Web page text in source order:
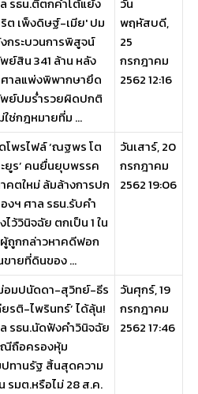
ต เพ็งดิษฐ์-เมีย' ปม
กระบวนการพิสูจน์
ย์สิน 341 ล้าน หลัง
าลแพ่งพิพากษายึด
ย์ปมร่ำรวยผิดปกติ
ใช่กฎหมายที่ม ...
พฤหัสบดี,
25
กรกฎาคม
2562 12:16
โพรไฟล์ ‘ณฐพร โต
ยูร’ คนยื่นยุบพรรค
คตใหม่ ล้มล้างการปก
งฯ ศาล รธน.รับคำ
ไว้วินิจฉัย ตกเป็น 1 ใน
ผู้ถูกกล่าวหาคดีฟอก
ขายที่ดินของ ...
วันเสาร์, 20
กรกฎาคม
2562 19:06
อมปนัดดา-สุวิทย์-ธีร
ยรติ-ไพรินทร์’ ได้ลุ้น!
รธน.นัดฟังคำวินิจฉัย
ถือครองหุ้ม
ทานรัฐ สิ้นสุดความ
รมต.หรือไม่ 28 ส.ค.
วันศุกร์, 19
กรกฎาคม
2562 17:46